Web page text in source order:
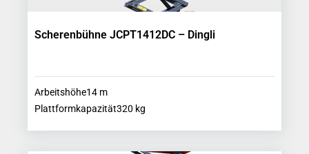
Scherenbühne JCPT1412DC – Dingli
Arbeitshöhe14 m
Plattformkapazität320 kg